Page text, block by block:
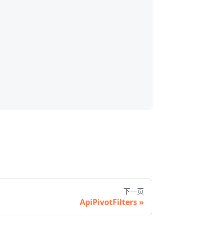
下一页
ApiPivotFilters